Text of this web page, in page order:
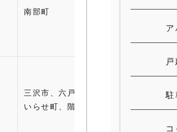
南部町
三沢市、六戸町、お
いらせ町、階上町
ア
駐